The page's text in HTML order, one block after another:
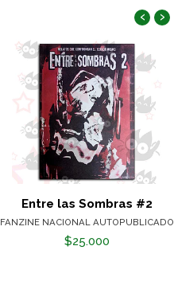
Entre las Sombras #2
FANZINE NACIONAL AUTOPUBLICADO
$25.000
‹ ›